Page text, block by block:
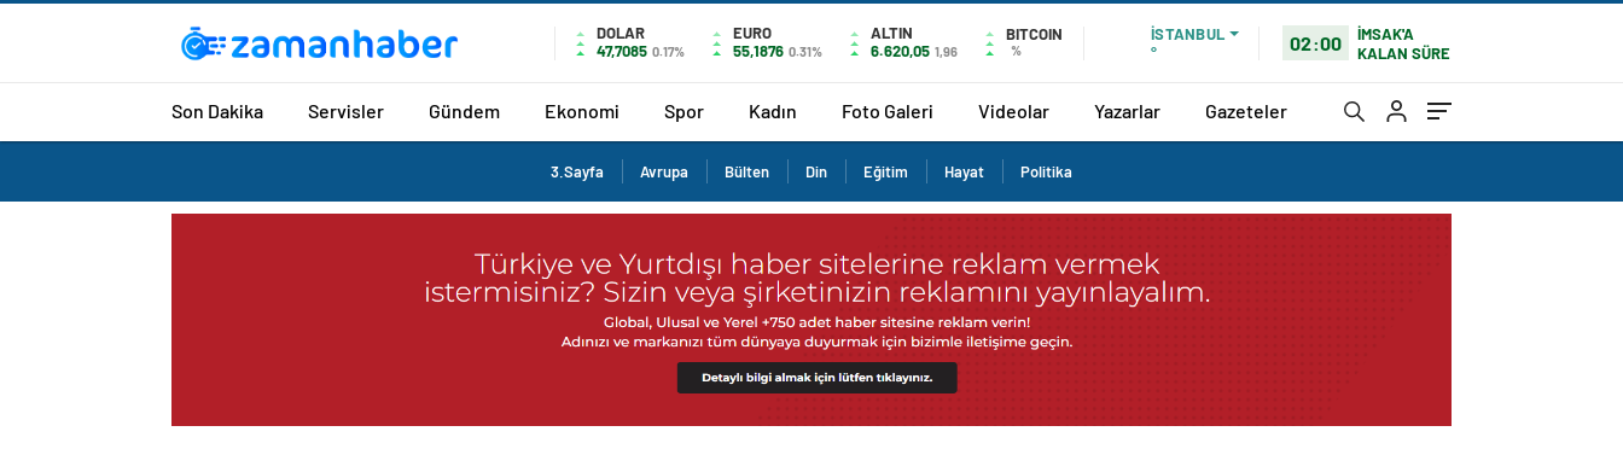
DOLAR
47,7085 0.17%
EURO
55,1876 0.31%
ALTIN
6.620,05 1,96
BITCOIN
%
İSTANBUL
°
02:00
İMSAK'A
KALAN SÜRE
Son Dakika Servisler Gündem Ekonomi Spor Kadın Foto Galeri Videolar Yazarlar Gazeteler
3.Sayfa Avrupa Bülten Din Eğitim Hayat Politika